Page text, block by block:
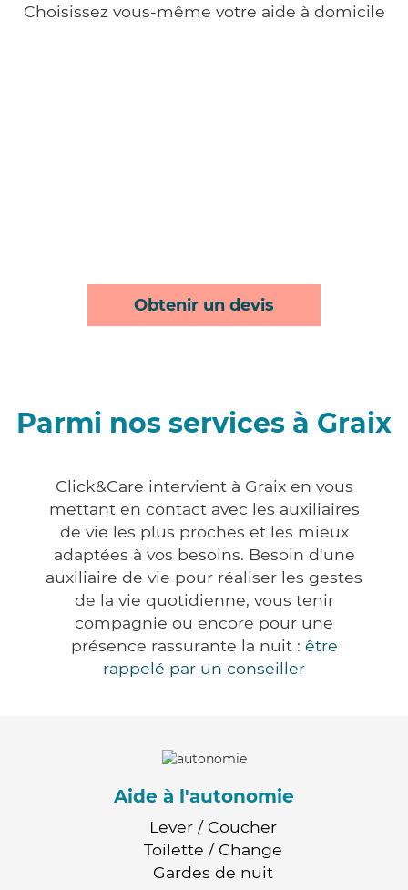
Choisissez vous-même votre aide à domicile
Obtenir un devis
Parmi nos services à Graix
Click&Care intervient à Graix en vous
mettant en contact avec les auxiliaires
de vie les plus proches et les mieux
adaptées à vos besoins. Besoin d'une
auxiliaire de vie pour réaliser les gestes
de la vie quotidienne, vous tenir
compagnie ou encore pour une
présence rassurante la nuit : être
rappelé par un conseiller
Aide à l'autonomie
Lever / Coucher
Toilette / Change
Gardes de nuit